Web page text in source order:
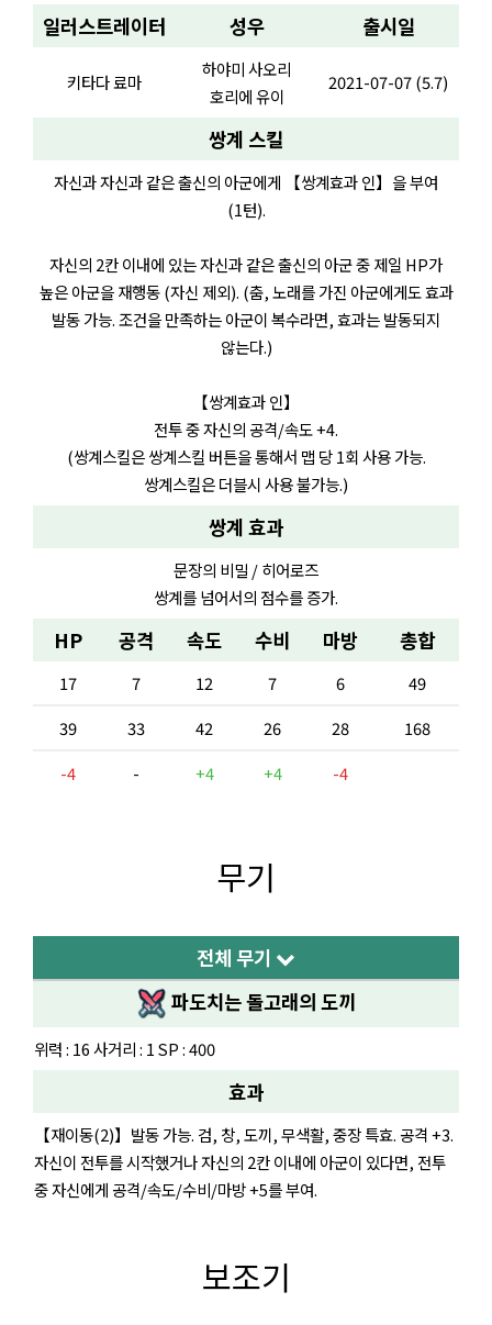
일러스트레이터 성우 출시일
키타다 료마
하야미 사오리
호리에 유이
2021-07-07 (5.7)
쌍계 스킬
자신과 자신과 같은 출신의 아군에게 【쌍계효과 인】을 부여
(1턴).
자신의 2칸 이내에 있는 자신과 같은 출신의 아군 중 제일 HP가
높은 아군을 재행동 (자신 제외). (춤, 노래를 가진 아군에게도 효과
발동 가능. 조건을 만족하는 아군이 복수라면, 효과는 발동되지
않는다.)
【쌍계효과 인】
전투 중 자신의 공격/속도 +4.
(쌍계스킬은 쌍계스킬 버튼을 통해서 맵 당 1회 사용 가능.
쌍계스킬은 더블시 사용 불가능.)
쌍계 효과
문장의 비밀 / 히어로즈
쌍계를 넘어서의 점수를 증가.
HP 공격 속도 수비 마방 총합
17 7 12 7 6
49
39
33 42 26 28
168
-4
- +4 +4 -4
무기
전체 무기
파도치는 돌고래의 도끼
위력 : 16 사거리 : 1 SP : 400
효과
【재이동(2)】발동 가능. 검, 창, 도끼, 무색활, 중장 특효. 공격 +3.
자신이 전투를 시작했거나 자신의 2칸 이내에 아군이 있다면, 전투
중 자신에게 공격/속도/수비/마방 +5를 부여.
보조기